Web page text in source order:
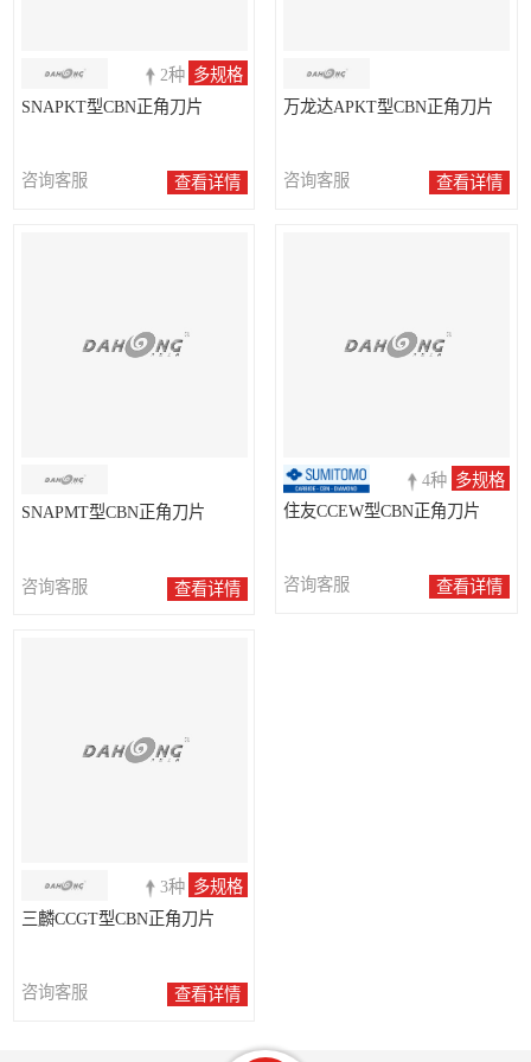
2种 多规格
SNAPKT型CBN正角刀片
咨询客服 查看详情
万龙达APKT型CBN正角刀片
咨询客服 查看详情
SNAPMT型CBN正角刀片
咨询客服 查看详情
4种 多规格
住友CCEW型CBN正角刀片
咨询客服 查看详情
3种 多规格
三麟CCGT型CBN正角刀片
咨询客服 查看详情